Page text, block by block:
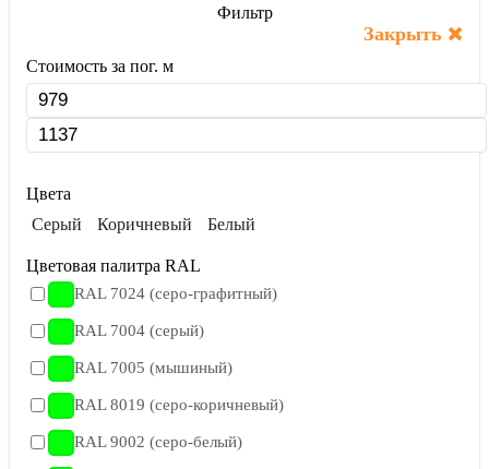
Фильтр
Закрыть
Стоимость за пог. м
Цвета
Серый
Коричневый Белый
Цветовая палитра RAL
RAL 7024 (серо-графитный)
RAL 7004 (серый)
RAL 7005 (мышиный)
RAL 8019 (серо-коричневый)
RAL 9002 (серо-белый)